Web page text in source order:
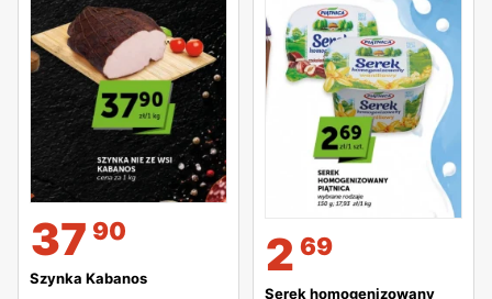
37 90
Szynka Kabanos 2 69
Serek homogenizowany